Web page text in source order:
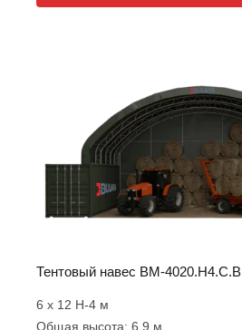
Тентовый навес ВM-4020.Н4.С.B
6 х 12 Н-4 м
Общая высота: 6.9 м